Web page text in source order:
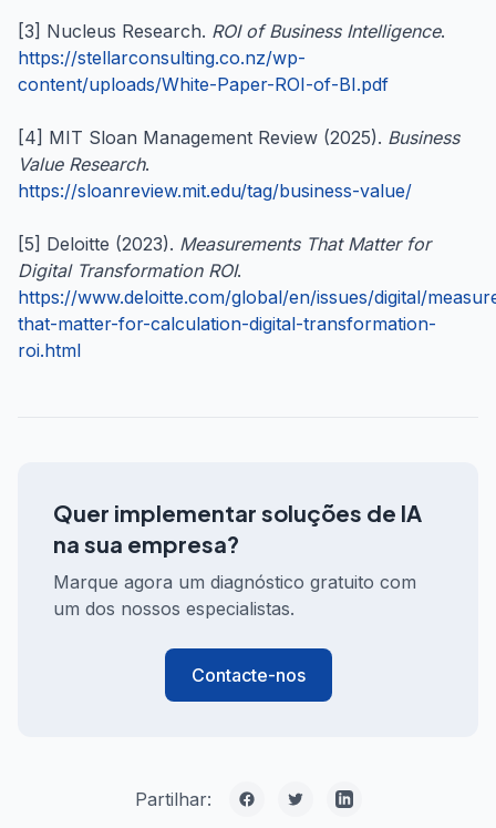
[3] Nucleus Research. ROI of Business Intelligence.
https://stellarconsulting.co.nz/wp-
content/uploads/White-Paper-ROI-of-BI.pdf
[4] MIT Sloan Management Review (2025). Business
Value Research.
https://sloanreview.mit.edu/tag/business-value/
[5] Deloitte (2023). Measurements That Matter for
Digital Transformation ROI.
https://www.deloitte.com/global/en/issues/digital/
that-matter-for-calculation-digital-transformation-
roi.html
Quer implementar soluções de IA
na sua empresa?
Marque agora um diagnóstico gratuito com
um dos nossos especialistas.
Contacte-nos
Partilhar: